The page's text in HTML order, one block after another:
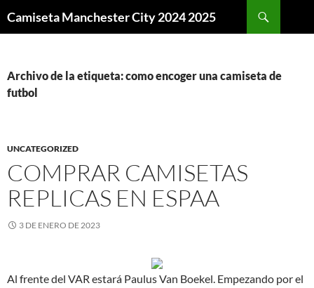
Camiseta Manchester City 2024 2025
Archivo de la etiqueta: como encoger una camiseta de
futbol
UNCATEGORIZED
COMPRAR CAMISETAS
REPLICAS EN ESPAA
3 DE ENERO DE 2023
Al frente del VAR estará Paulus Van Boekel. Empezando por el